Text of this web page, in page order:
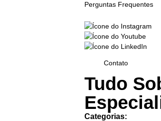
Perguntas Frequentes
Contato
Tudo
Categorias: